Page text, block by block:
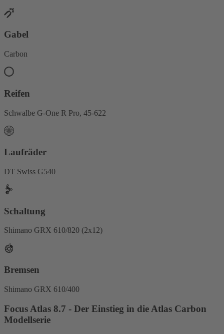
Gabel
Carbon
Reifen
Schwalbe G-One R Pro, 45-622
Laufräder
DT Swiss G540
Schaltung
Shimano GRX 610/820 (2x12)
Bremsen
Shimano GRX 610/400
Focus Atlas 8.7 - Der Einstieg in die Atlas Carbon
Modellserie